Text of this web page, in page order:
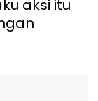
aksi itu